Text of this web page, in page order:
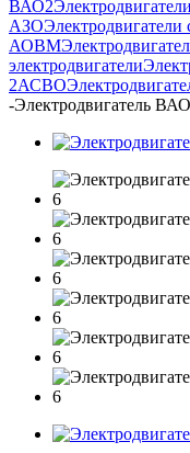
ВАО2
АЗО
АОВМ
электродвигатели
2АСВО
-Электродвигатель